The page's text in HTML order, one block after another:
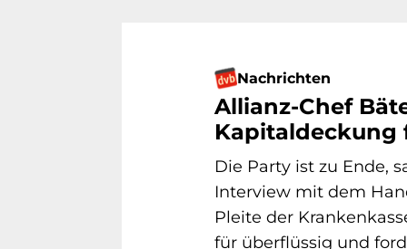
Nachrichten
Allianz-Chef
Kapitaldeckung
Die Party ist zu Ende,
Interview mit dem
Pleite der
für überflüssig und